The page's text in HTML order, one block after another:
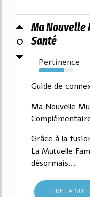
0
Ma Nouvelle
Santé
Pertinence
73%
Guide de
Ma Nouvelle
Grâce à la
La Mutuelle
désormais...
LIRE LA